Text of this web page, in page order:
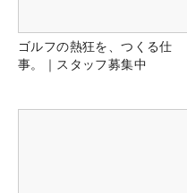
ゴルフの熱狂を、つくる仕
事。｜スタッフ募集中